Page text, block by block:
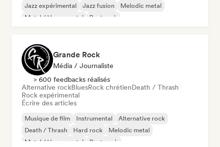
Jazz expérimental Jazz fusion
Melodic metal
Metal / Heavy metal
Post rock
Grande Rock
Média / Journaliste
> 600 feedbacks réalisés
Alternative rockBluesRock chrétienDeath / Thrash
Rock expérimental
Écrire des articles
Musique de film Instrumental
Alternative rock
Death / Thrash
Hard rock
Melodic metal
Metal / Heavy metal
Post punk